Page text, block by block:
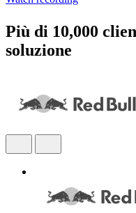
Più di 10,000
soluzione